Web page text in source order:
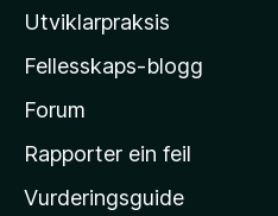
l
-
h
e
m
Utviklarpraksis
Fellesskaps-blogg
Forum
Rapporter ein feil
Vurderingsguide